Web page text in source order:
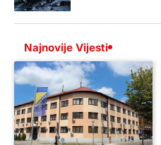
Najnovije Vijesti